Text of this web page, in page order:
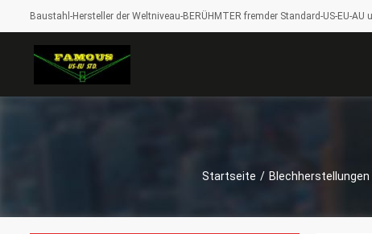
Baustahl-Hersteller der Weltniveau-BERÜHMTER fremder Standard-US-EU-AU
Startseite / Blechherstellungen